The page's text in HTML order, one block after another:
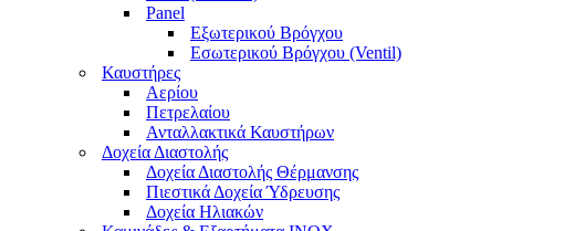
Panel
Εξωτερικού Βρόγχου
Εσωτερικού Βρόγχου (Ventil)
Καυστήρες
Αερίου
Πετρελαίου
Ανταλλακτικά Καυστήρων
Δοχεία Διαστολής
Δοχεία Διαστολής Θέρμανσης
Πιεστικά Δοχεία Ύδρευσης
Δοχεία Ηλιακών